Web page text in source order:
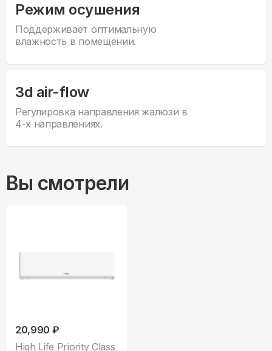
Режим осушения
Поддерживает оптимальную
влажность в помещении.
3d air-flow
Регулировка направления жалюзи в
4-х направлениях.
Вы смотрели
20,990 ₽
High Life Priority Class